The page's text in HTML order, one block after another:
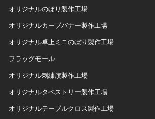
オリジナルのぼり製作工場
オリジナルカーブバナー製作工場
オリジナル卓上ミニのぼり製作工場
フラッグモール
オリジナル刺繍旗製作工場
オリジナルタペストリー製作工場
オリジナルテーブルクロス製作工場